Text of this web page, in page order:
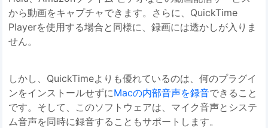
から動画をキャプチャできます。さらに、QuickTime
Playerを使用する場合と同様に、録画には透かしが入りま
せん。
しかし、QuickTimeよりも優れているのは、何のプラグイ
ンをインストールせずにMacの内部音声を録音できること
です。そして、このソフトウェアは、マイク音声とシステ
ム音声を同時に録音することもサポートします。